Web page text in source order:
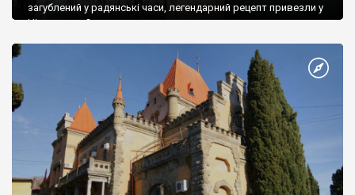
загублений у радянські часи, легендарний рецепт привезли у
Ніжин греки?